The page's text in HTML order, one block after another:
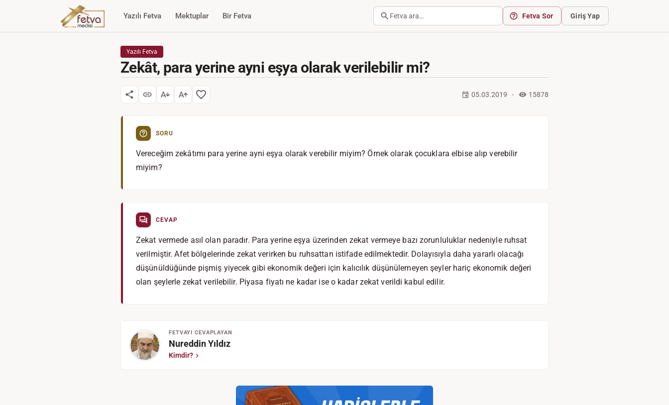
Yazılı Fetva Mektuplar Bir Fetva Fetva ara… Fetva Sor Giriş Yap
Yazılı Fetva
Zekât, para yerine ayni eşya olarak verilebilir mi?
05.03.2019 15878
SORU
Vereceğim zekâtımı para yerine ayni eşya olarak verebilir miyim? Örnek olarak çocuklara elbise alıp verebilir
miyim?
CEVAP
Zekat vermede asıl olan paradır. Para yerine eşya üzerinden zekat vermeye bazı zorunluluklar nedeniyle ruhsat
verilmiştir. Afet bölgelerinde zekat verirken bu ruhsattan istifade edilmektedir. Dolayısıyla daha yararlı olacağı
düşünüldüğünde pişmiş yiyecek gibi ekonomik değeri için kalıcılık düşünülemeyen şeyler hariç ekonomik değeri
olan şeylerle zekat verilebilir. Piyasa fiyatı ne kadar ise o kadar zekat verildi kabul edilir.
FETVAYI CEVAPLAYAN
Nureddin Yıldız
Kimdir?